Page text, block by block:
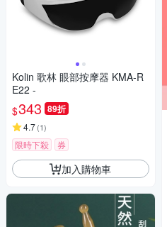
Kolin 歌林 眼部按摩器 KMA-R
E22 -
$343 89折
4.7(1)
限時下殺 券
加入購物車